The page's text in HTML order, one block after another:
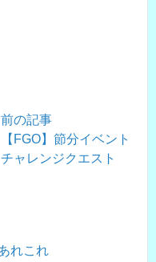
前の記事
【FGO】節分イベント
チャレンジクエスト
れこれ